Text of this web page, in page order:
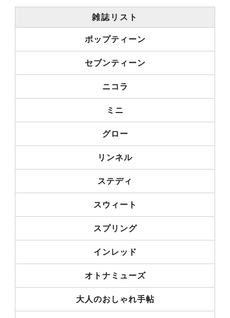
雑誌リスト
ポップティーン
セブンティーン
ニコラ
ミニ
グロー
リンネル
ステディ
スウィート
スプリング
インレッド
オトナミューズ
大人のおしゃれ手帖